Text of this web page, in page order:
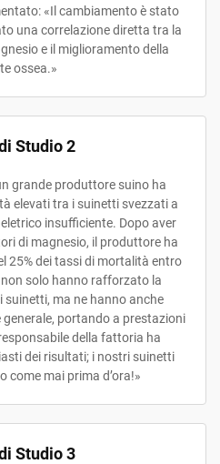
«Il cambiamento è stato
una correlazione diretta tra la
e il miglioramento della
ossea.»
Studio 2
grande produttore suino ha
elevati tra i suinetti svezzati a
insufficiente. Dopo aver
di magnesio, il produttore ha
25% dei tassi di mortalità entro
solo hanno rafforzato la
ma ne hanno anche
portando a prestazioni
della fattoria ha
dei risultati; i nostri suinetti
come mai prima d’ora!»
Studio 3